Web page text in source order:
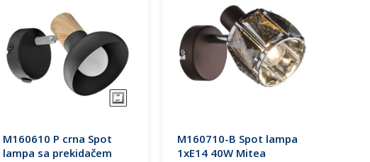
M160610 P crna Spot
lampa sa prekidačem
M160710-B Spot lampa
1xE14 40W Mitea